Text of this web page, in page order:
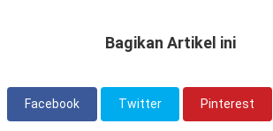
Bagikan Artikel ini
Facebook Twitter Pinterest